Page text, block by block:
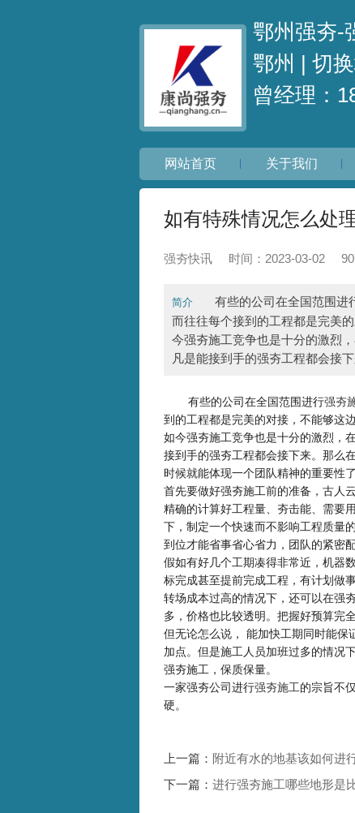
鄂州强夯-
鄂州 | 切
曾经理：
网站首页 关于我们
如有特殊情况怎么处
强夯快讯 时间：2023-03-02
简介
有些的公司在全国范围进
而往往每个接到的工程都是完美
今强夯施工竞争也是十分的激烈
凡是能接到手的强夯工程都会接
有些的公司在全国范围进行强夯
到的工程都是完美的对接，不能够这
如今强夯施工竞争也是十分的激烈，
接到手的强夯工程都会接下来。那么
时候就能体现一个团队精神的重要性了
首先要做好强夯施工前的准备，古人
精确的计算好工程量、夯击能、需要
下，制定一个快速而不影响工程质量
到位才能省事省心省力，团队的紧密
假如有好几个工期凑得非常近，机器
标完成甚至提前完成工程，有计划做
转场成本过高的情况下，还可以在强
多，价格也比较透明。把握好预算完全
但无论怎么说， 能加快工期同时能保
加点。但是施工人员加班过多的情况
强夯施工，保质保量。
一家强夯公司进行强夯施工的宗旨不
硬。
上一篇： 附近有水的地基该如何进
下一篇： 进行强夯施工哪些地形是